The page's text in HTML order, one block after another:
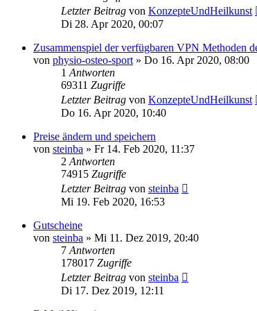
Letzter Beitrag von KonzepteUndHeilkunst
Di 28. Apr 2020, 00:07
Zusammenspiel der verfügbaren VPN Methoden
von physio-osteo-sport » Do 16. Apr 2020, 08:00
1 Antworten
69311 Zugriffe
Letzter Beitrag von KonzepteUndHeilkunst
Do 16. Apr 2020, 10:40
Preise ändern und speichern
von steinba » Fr 14. Feb 2020, 11:37
2 Antworten
74915 Zugriffe
Letzter Beitrag von steinba
Mi 19. Feb 2020, 16:53
Gutscheine
von steinba » Mi 11. Dez 2019, 20:40
7 Antworten
178017 Zugriffe
Letzter Beitrag von steinba
Di 17. Dez 2019, 12:11